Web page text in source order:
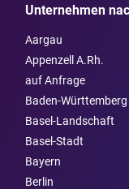
Unternehmen
Aargau
Appenzell A.Rh.
auf Anfrage
Baden-Württemberg
Basel-Landschaft
Basel-Stadt
Bayern
Berlin